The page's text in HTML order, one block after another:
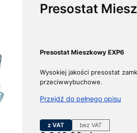
Presostat
Presostat Mieszkowy EXP6
Wysokiej jakości presostat
przeciwwybuchowe.
Przejdź do pełnego opisu
z VAT bez VAT